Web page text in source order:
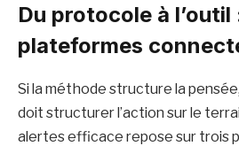
Du protocole à l’outil
plateformes
Si la méthode structure la
doit structurer l’action sur le
alertes efficace repose sur trois